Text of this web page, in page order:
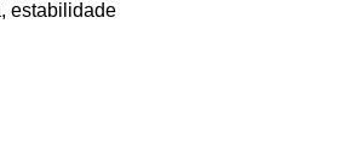
estabilidade